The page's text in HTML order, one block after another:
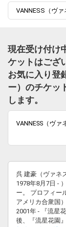
VANNESS（ヴ
現在受け付け
ケットはござ
お気に入り登
ー）のチケッ
します。
VANNESS（ヴァ
呉 建豪（ヴァネ
1978年8月7日 -
ー。 プロフィー
アメリカ合衆国
2001年 - 『流星
後、『流星花園